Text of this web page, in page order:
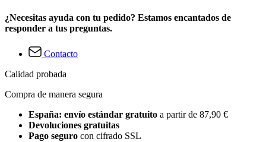
¿Necesitas ayuda con tu pedido? Estamos encantados de
responder a tus preguntas.
Contacto
Calidad probada
Compra de manera segura
España: envío estándar gratuito a partir de 87,90 €
Devoluciones gratuitas
Pago seguro con cifrado SSL